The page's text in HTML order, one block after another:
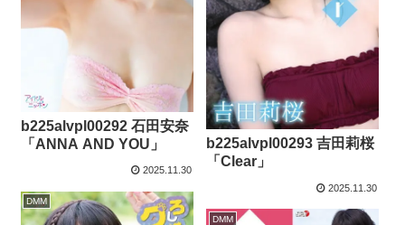
b225alvpl00292 石田安奈
「ANNA AND YOU」
2025.11.30
b225alvpl00293 吉田莉桜
「Clear」
2025.11.30
DMM
DMM